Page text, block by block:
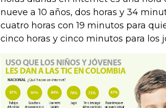
nueve a 10 años, dos horas y 34
cuatro horas con 19 minutos para
cinco horas y cinco minutos para los